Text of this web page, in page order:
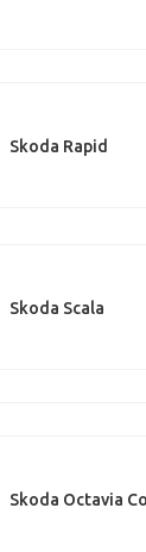
Skoda Rapid
Skoda Scala
Skoda Octavia